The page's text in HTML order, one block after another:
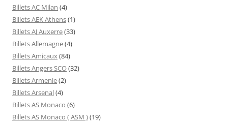
Billets AC Milan (4)
Billets AEK Athens(1)
Billets AJ Auxerre(33)
Billets Allemagne(4)
Billets Amicaux(84)
Billets Angers SCO(32)
Billets Armenie(2)
Billets Arsenal(4)
Billets AS Monaco (6)
Billets AS Monaco ( ASM )(19)